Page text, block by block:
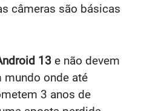
câmeras são básicas
13 e não devem
mundo onde até
3 anos de